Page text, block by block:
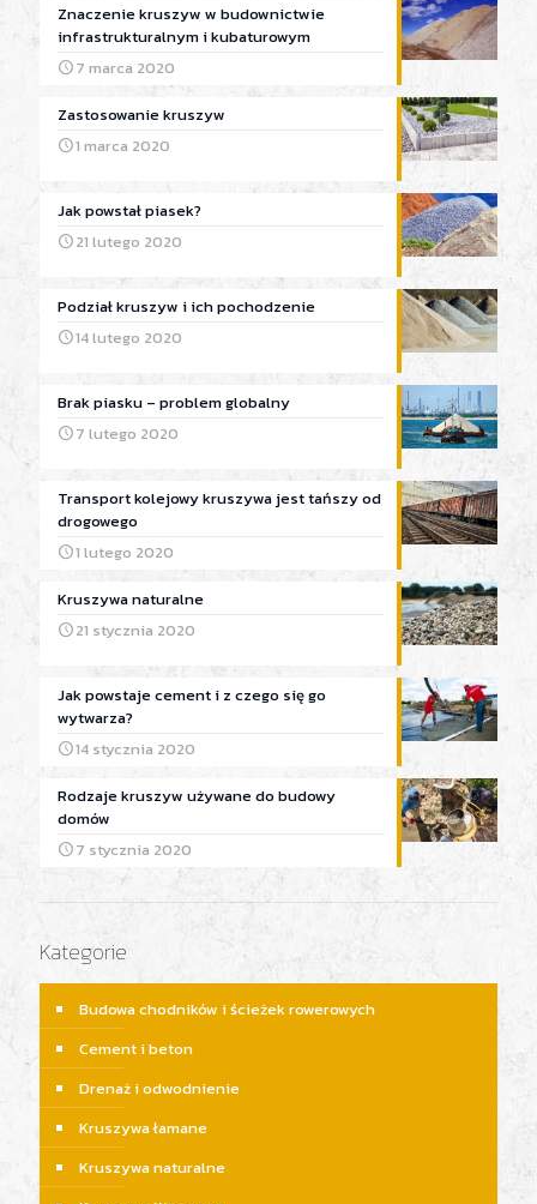
Znaczenie kruszyw w budownictwie
infrastrukturalnym i kubaturowym
7 marca 2020
Zastosowanie kruszyw
1 marca 2020
Jak powstał piasek?
21 lutego 2020
Podział kruszyw i ich pochodzenie
14 lutego 2020
Brak piasku – problem globalny
7 lutego 2020
Transport kolejowy kruszywa jest tańszy od
drogowego
1 lutego 2020
Kruszywa naturalne
21 stycznia 2020
Jak powstaje cement i z czego się go
wytwarza?
14 stycznia 2020
Rodzaje kruszyw używane do budowy
domów
7 stycznia 2020
Kategorie
Budowa chodników i ścieżek rowerowych
Cement i beton
Drenaż i odwodnienie
Kruszywa łamane
Kruszywa naturalne